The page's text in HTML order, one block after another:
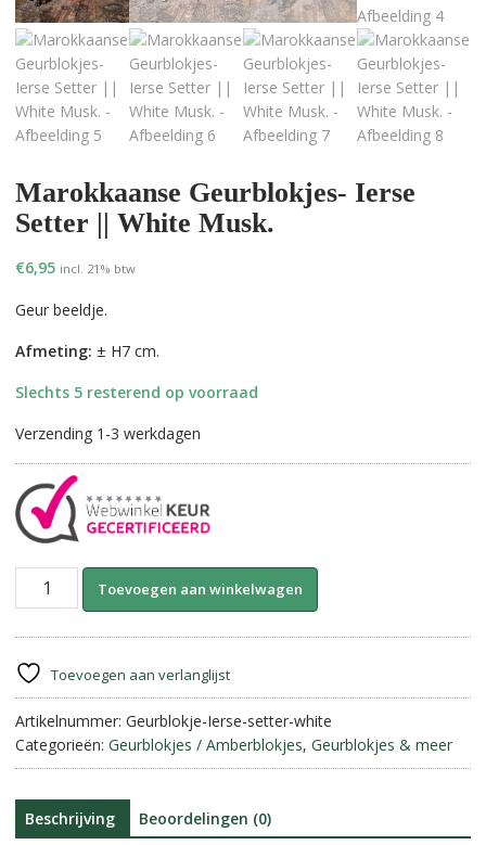
Marokkaanse Geurblokjes- Ierse
Setter || White Musk.
€6,95 incl. 21% btw
Geur beeldje.
Afmeting: ± H7 cm.
Slechts 5 resterend op voorraad
Verzending 1-3 werkdagen
Marokkaanse
Geurblokjes-
||
White
Musk.
aantal
Toevoegen aan winkelwagen
n
a
t
i
Toevoegen aan verlanglijst
Artikelnummer: Geurblokje-Ierse-setter-white
Categorieën: Geurblokjes / Amberblokjes, Geurblokjes & meer
Beschrijving Beoordelingen (0)